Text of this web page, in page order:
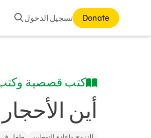
بحثتسجيل الدخول Donate
كتب قصصية وكتب
أين الأحجار